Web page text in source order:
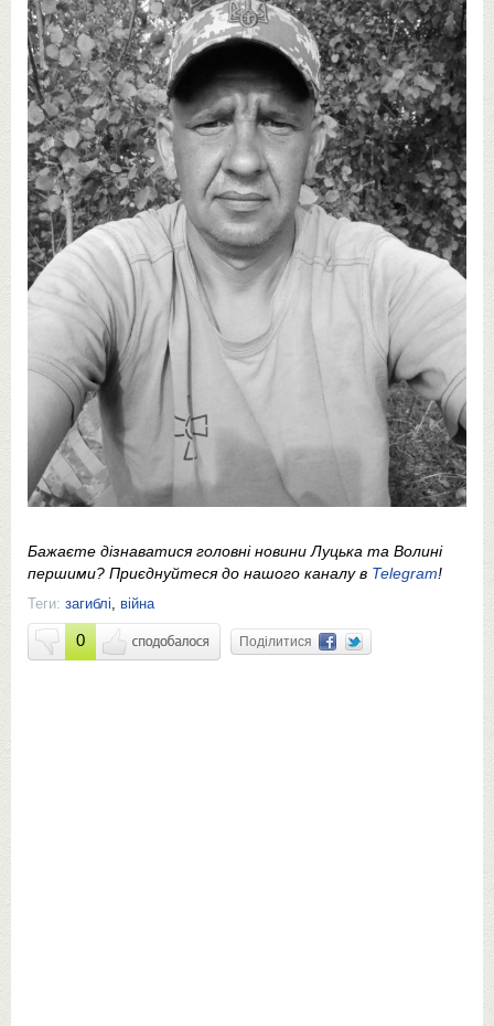
Бажаєте дізнаватися головні новини Луцька та Волині
першими? Приєднуйтеся до нашого каналу в Telegram!
Теги: загиблі, війна
0 Поділитися